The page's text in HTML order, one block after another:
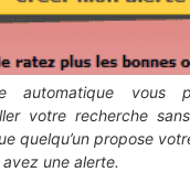
automatique vous
votre recherche
quelqu’un propose
avez une alerte.